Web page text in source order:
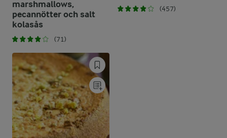
marshmallows,
pecannötter och salt
kolasås
(71)
(457)